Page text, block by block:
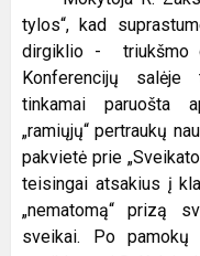
tylos“, kad
dirgiklio - triukšmo
Konferencijų salėje
tinkamai paruošta
„ramiųjų“ pertraukų
pakvietė prie
teisingai atsakius į
„nematomą“ prizą
sveikai. Po pamokų